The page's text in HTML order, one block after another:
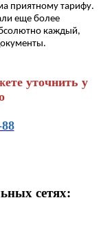
приятному тарифу.
еще более
каждый,
уточнить у
сетях: